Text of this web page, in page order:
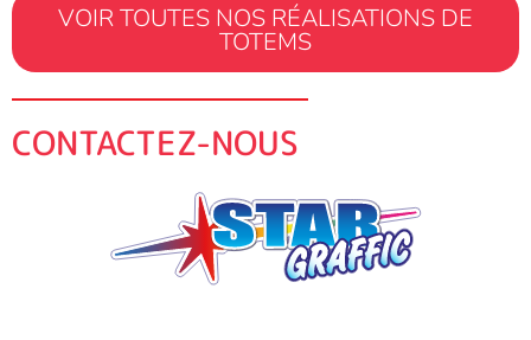
VOIR TOUTES NOS RÉALISATIONS DE
TOTEMS
CONTACTEZ-NOUS